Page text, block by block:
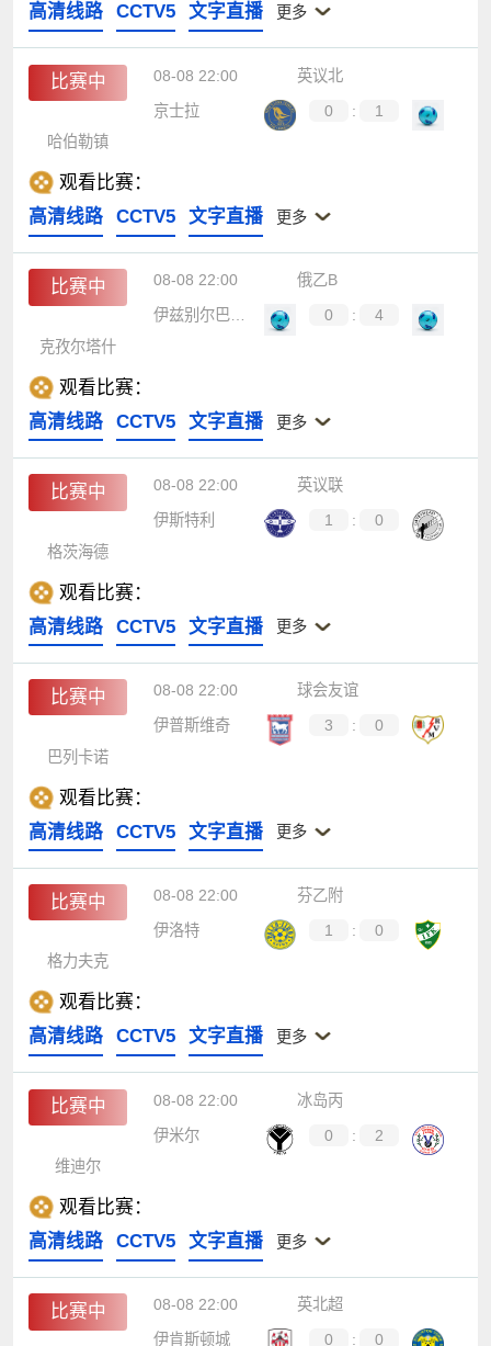
高清线路
CCTV5 文字直播 更多
比赛中 08-08 22:00
英议北
京士拉
0 :
1
哈伯勒镇
观看比赛：
高清线路
CCTV5 文字直播 更多
比赛中 08-08 22:00
俄乙B
伊兹别尔巴什石油工人
0 :
4
克孜尔塔什
观看比赛：
高清线路
CCTV5 文字直播 更多
比赛中 08-08 22:00
英议联
伊斯特利
1 :
0
格茨海德
观看比赛：
高清线路
CCTV5 文字直播 更多
比赛中 08-08 22:00
球会友谊
伊普斯维奇
3 :
0
巴列卡诺
观看比赛：
高清线路
CCTV5 文字直播 更多
比赛中 08-08 22:00
芬乙附
伊洛特
1 :
0
格力夫克
观看比赛：
高清线路
CCTV5 文字直播 更多
比赛中 08-08 22:00
冰岛丙
伊米尔
0 :
2
维迪尔
观看比赛：
高清线路
CCTV5 文字直播 更多
比赛中 08-08 22:00
英北超
伊肯斯顿城
0 : 0